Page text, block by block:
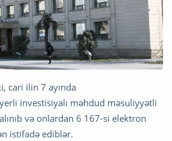
cari ilin 7 ayında
investisiyalı məhdud məsuliyyətli
və onlardan 6 167-si elektron
istifadə ediblər.